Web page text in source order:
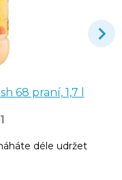
68 praní, 1,7 l
déle udržet